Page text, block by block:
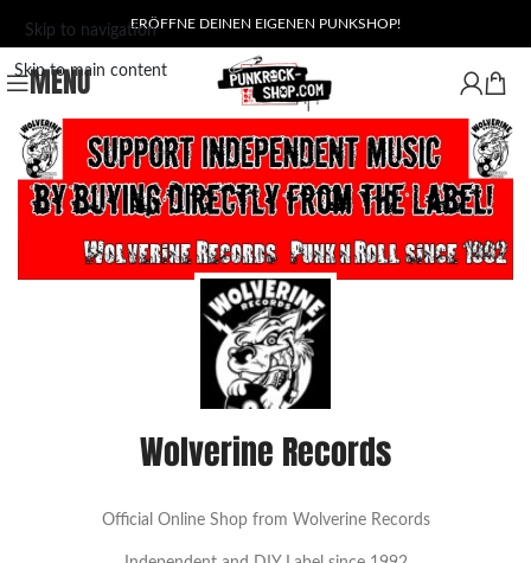
Skip to navigation
Skip to main content
ERÖFFNE DEINEN EIGENEN PUNKSHOP!
MENU
Wolverine Records
Official Online Shop from Wolverine Records